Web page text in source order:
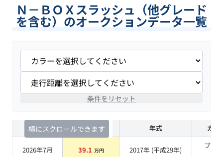
Ｎ－ＢＯＸスラッシュ（他グレード
を含む）のオークションデータ一覧
条件をリセット
横にスクロールできます
査定時期 セルカ実績 年式 カラ
2026年7月 39.1 万円 2017年 (平成29年)
ブラ